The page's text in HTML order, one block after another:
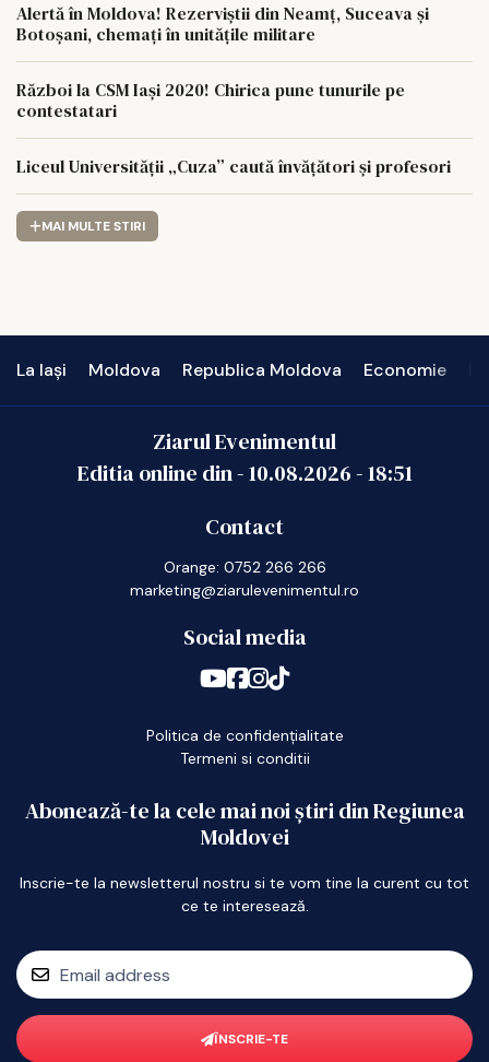
Alertă în Moldova! Rezerviștii din Neamț, Suceava și
Botoșani, chemați în unitățile militare
Război la CSM Iași 2020! Chirica pune tunurile pe
contestatari
Liceul Universității „Cuza” caută învățători și profesori
MAI MULTE STIRI
La Iași Moldova Republica Moldova Economie
Ziarul Evenimentul
Editia online din -10.08.2026-18:51
Contact
Orange: 0752 266 266
marketing@ziarulevenimentul.ro
Social media
Politica de confidențialitate
Termeni si conditii
Abonează-te la cele mai noi știri din Regiunea
Moldovei
Inscrie-te la newsletterul nostru si te vom tine la curent cu tot
ce te interesează.
ÎNSCRIE-TE